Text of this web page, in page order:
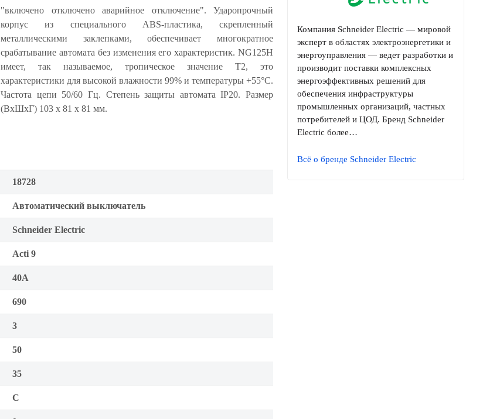
"включено отключено аварийное отключение". Ударопрочный
(ВхШхГ) 103 х 81 х 81 мм.
18728
Автоматический выключатель
Schneider Electric
Acti 9
40А
690
3
50
35
C
Компания Schneider Electric — мировой
эксперт в областях электроэнергетики и
энергоуправления — ведет разработки и
производит поставки комплексных
энергоэффективных решений для
обеспечения инфраструктуры
промышленных организаций, частных
потребителей и ЦОД. Бренд Schneider
Electric более…
Всё о бренде Schneider Electric